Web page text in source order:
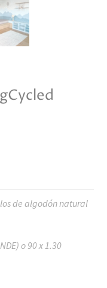
de algodón natural
o 90 x 1.30